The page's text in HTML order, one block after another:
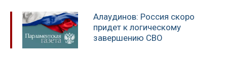
Алаудинов: Россия скоро
придет к логическому
завершению СВО